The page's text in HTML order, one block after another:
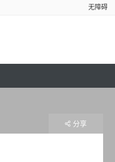
无障碍
分享